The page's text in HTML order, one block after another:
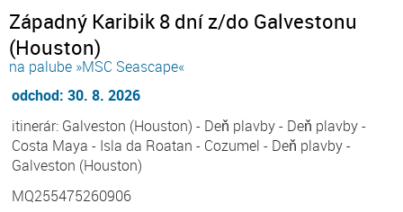
Západný Karibik 8 dní z/do Galvestonu
(Houston)
na palube »MSC Seascape«
odchod: 30. 8. 2026
itinerár: Galveston (Houston) - Deň plavby - Deň plavby -
Costa Maya - Isla da Roatan - Cozumel - Deň plavby -
Galveston (Houston)
MQ255475260906